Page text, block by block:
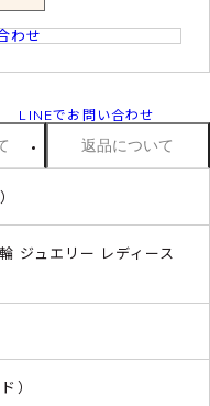
わせ
LINEでお問い合わせ
返品について
ジュエリー レディース
）